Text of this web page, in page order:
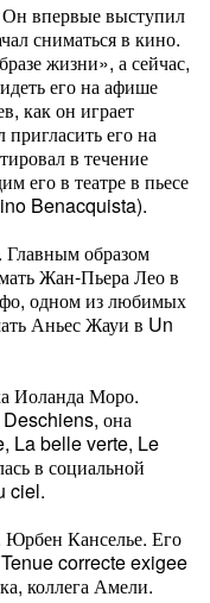
впервые выступил
сниматься в кино.
жизни», а сейчас,
его на афише
как он играет
его на
в течение
его в театре в пьесе
Benacquista).
Главным образом
Жан-Пьера Лео в
одном из любимых
Аньес Жауи в Un
Иоланда Моро.
Deschiens, она
La belle verte, Le
в социальной
ciel.
Канселье. Его
correcte exigee
коллега Амели.